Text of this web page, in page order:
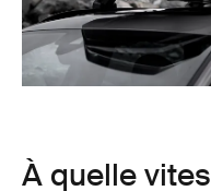
À quelle